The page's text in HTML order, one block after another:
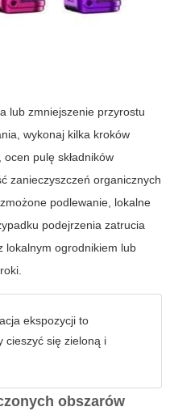
lub zmniejszenie przyrostu
wykonaj kilka kroków
pulę składników
zanieczyszczeń organicznych
podlewanie, lokalne
podejrzenia zatrucia
lokalnym ogrodnikiem lub
ekspozycji to
cieszyć się zieloną i
obszarów